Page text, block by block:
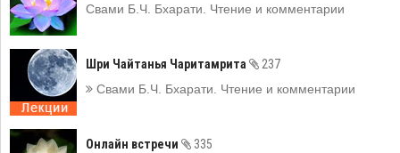
Свами Б.Ч. Бхарати. Чтение и комментарии
Шри Чайтанья Чаритамрита
237
Свами Б.Ч. Бхарати. Чтение и комментарии
Онлайн встречи 335